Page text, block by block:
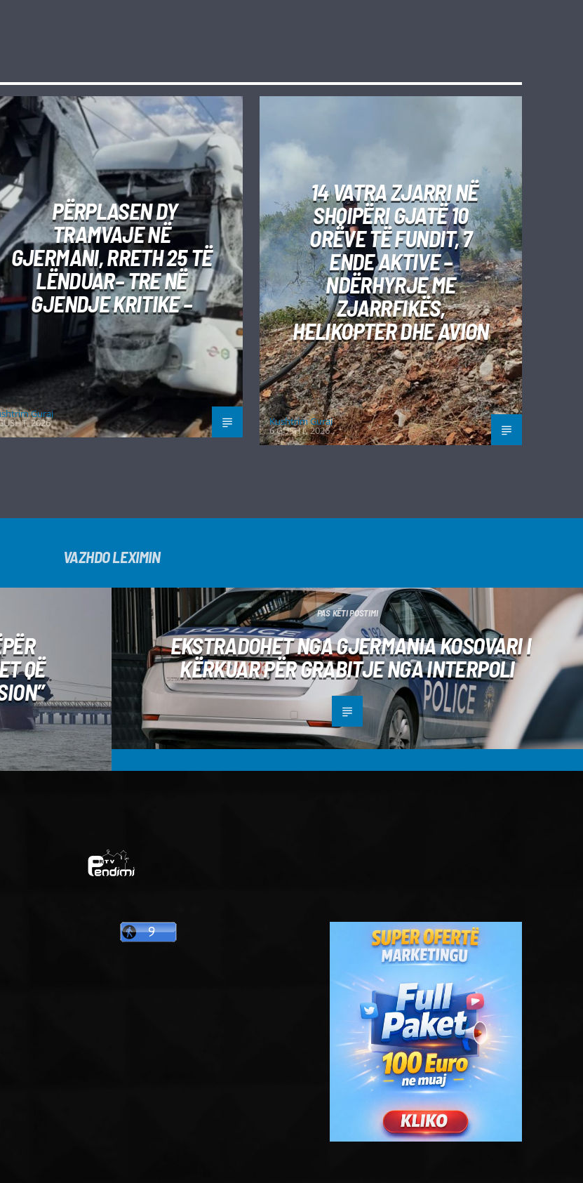
PËRPLASEN DY
TRAMVAJE NË
GJERMANI, RRETH 25 TË
LËNDUAR– TRE NË
GJENDJE KRITIKE –
Guraj
2026
14 VATRA ZJARRI NË
SHQIPËRI GJATË 10
ORËVE TË FUNDIT, 7
ENDE AKTIVE –
NDËRHYRJE ME
ZJARRFIKËS,
HELIKOPTER DHE AVION
Kushtrim Guraj
6 GUSHT, 2026
VAZHDO LEXIMIN
QË
PAS KËTI POSTIMI
EKSTRADOHET NGA GJERMANIA KOSOVARI I
KËRKUAR PËR GRABITJE NGA INTERPOLI